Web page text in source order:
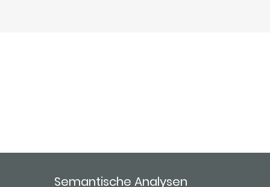
Semantische Analysen